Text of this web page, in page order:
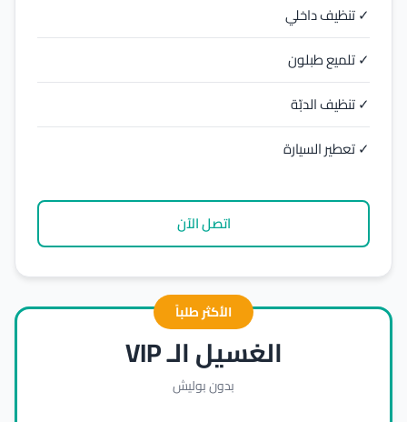
✓ تنظيف داخلي
✓ تلميع طبلون
✓ تنظيف الدبّة
✓ تعطير السيارة
اتصل الآن
الأكثر طلباً
الغسيل الـ VIP
بدون بوليش